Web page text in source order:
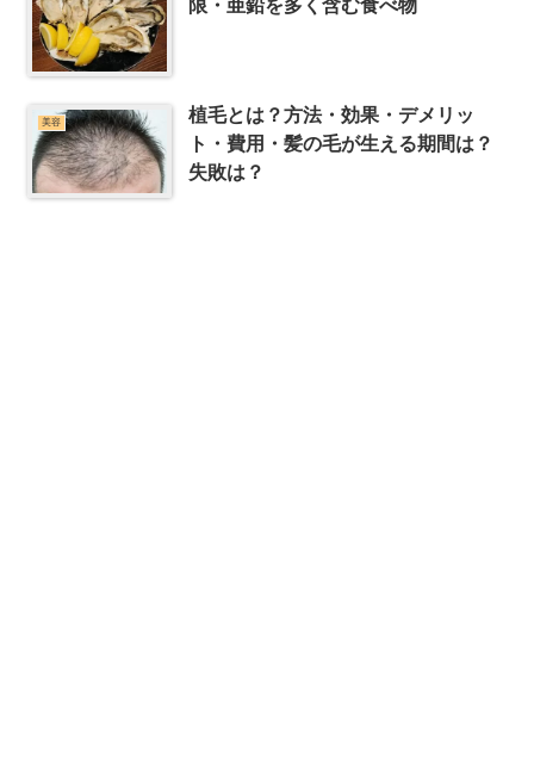
限・亜鉛を多く含む食べ物
美容
植毛とは？方法・効果・デメリッ
ト・費用・髪の毛が生える期間は？
失敗は？